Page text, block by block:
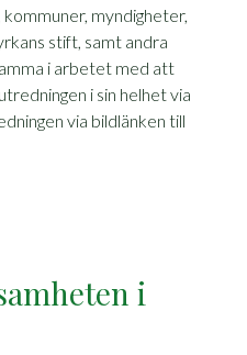
myndigheter,
stift, samt andra
i arbetet med att
i sin helhet via
via bildlänken till
i